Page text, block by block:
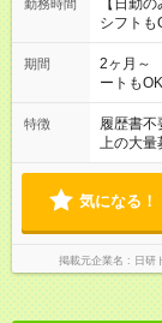
勤務時間
【日勤のみ
シフト
「家族と
たい」
えてくださいね。 ※Wワーク希望
する勤務
間を超え
期間
2ヶ月～
ートもOK
特徴 履歴書不
上の大量
気になる！
掲載元企業名 日研